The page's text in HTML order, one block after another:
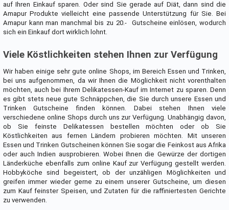
auf Ihren Einkauf sparen. Oder sind Sie gerade auf Diät, dann sind die
Amapur Produkte vielleicht eine passende Unterstützung für Sie. Bei
Amapur kann man manchmal bis zu 20.-  Gutscheine einlösen, wodurch
sich ein Einkauf dort wirklich lohnt.
Viele Köstlichkeiten stehen Ihnen zur Verfügung
Wir haben einige sehr gute online Shops, im Bereich Essen und Trinken,
bei uns aufgenommen, da wir Ihnen die Möglichkeit nicht vorenthalten
möchten, auch bei Ihrem Delikatessen-Kauf im Internet zu sparen. Denn
es gibt stets neue gute Schnäppchen, die Sie durch unsere Essen und
Trinken Gutscheine finden können. Dabei stehen Ihnen viele
verschiedene online Shops durch uns zur Verfügung. Unabhängig davon,
ob Sie feinste Delikatessen bestellen möchten oder ob Sie
Köstlichkeiten aus fernen Ländern probieren möchten. Mit unseren
Essen und Trinken Gutscheinen können Sie sogar die Feinkost aus Afrika
oder auch Indien ausprobieren. Wobei Ihnen die Gewürze der dortigen
Länderküche ebenfalls zum online Kauf zur Verfügung gestellt werden.
Hobbyköche sind begeistert, ob der unzähligen Möglichkeiten und
greifen immer wieder gerne zu einem unserer Gutscheine, um diesen
zum Kauf feinster Speisen, und Zutaten für die raffiniertesten Gerichte
zu verwenden.